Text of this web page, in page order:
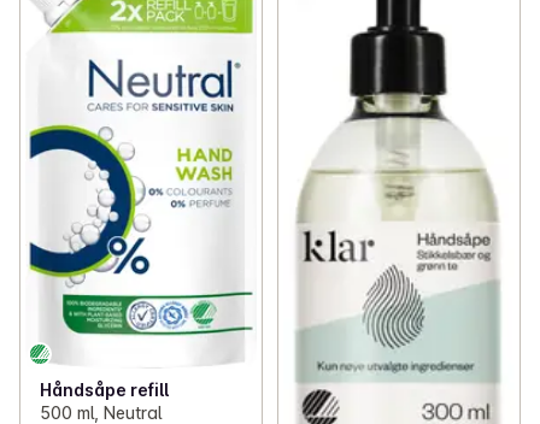
✓ Hudpleie (85)
Tannpleie (76)
✓ Hygieneartikler
Intimhygiene (43)
✓ Rens og bomull
Intimsåpe (5)
✓ Barnesåpe og babyolje
Håndsåpe refill
500 ml, Neutral